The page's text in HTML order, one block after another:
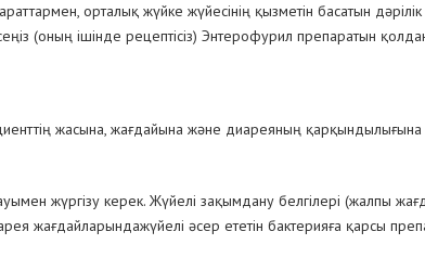
орталық жүйке жүйесінің қызметін басатын
(оның ішінде рецептісіз) Энтерофурил препаратын
жасына, жағдайына және диареяның
жүргізу керек. Жүйелі зақымдану белгілері (жалпы
жағдайларындажүйелі әсер ететін бактерияға қарсы